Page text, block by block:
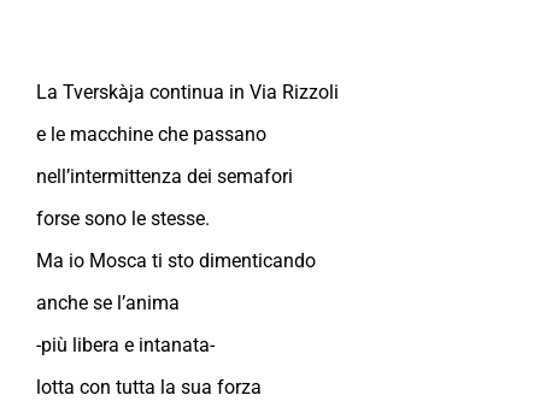
La Tverskàja continua in Via Rizzoli
e le macchine che passano
nell’intermittenza dei semafori
forse sono le stesse.
Ma io Mosca ti sto dimenticando
anche se l’anima
-più libera e intanata-
lotta con tutta la sua forza